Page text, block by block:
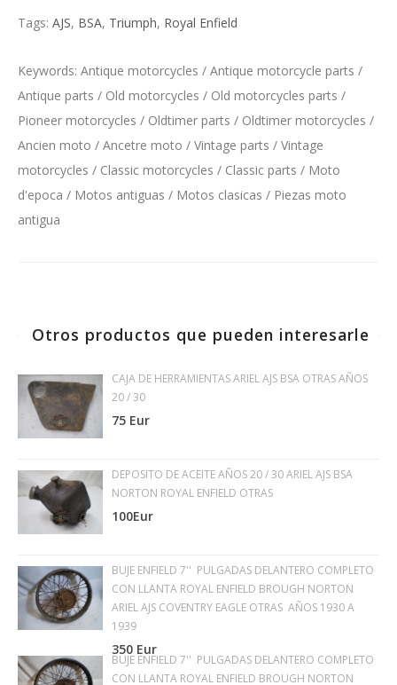
Tags: AJS, BSA, Triumph, Royal Enfield
Keywords: Antique motorcycles / Antique motorcycle parts /
Antique parts / Old motorcycles / Old motorcycles parts /
Pioneer motorcycles / Oldtimer parts / Oldtimer motorcycles /
Ancien moto / Ancetre moto / Vintage parts / Vintage
motorcycles / Classic motorcycles / Classic parts / Moto
d'epoca / Motos antiguas / Motos clasicas / Piezas moto
antigua
Otros productos que pueden interesarle
CAJA DE HERRAMIENTAS ARIEL AJS BSA OTRAS AÑOS
20 / 30
75 Eur
DEPOSITO DE ACEITE AÑOS 20 / 30 ARIEL AJS BSA
NORTON ROYAL ENFIELD OTRAS
100Eur
BUJE ENFIELD 7'' PULGADAS DELANTERO COMPLETO
CON LLANTA ROYAL ENFIELD BROUGH NORTON
ARIEL AJS COVENTRY EAGLE OTRAS AÑOS 1930 A
1939
350 Eur
BUJE ENFIELD 7'' PULGADAS DELANTERO COMPLETO
CON LLANTA ROYAL ENFIELD BROUGH NORTON